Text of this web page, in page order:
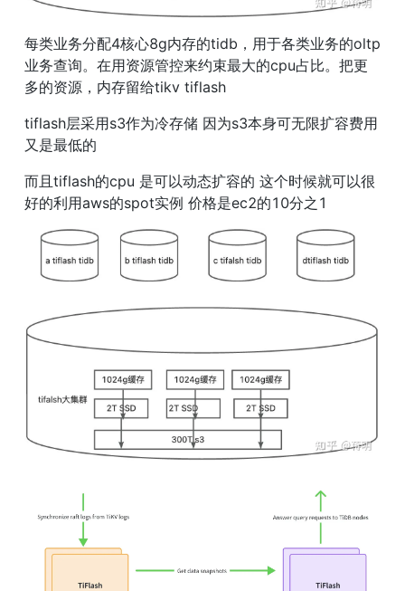
每类业务分配4核心8g内存的tidb，用于各类业务的oltp
业务查询。在用资源管控来约束最大的cpu占比。把更
多的资源，内存留给tikv tiflash
tiflash层采用s3作为冷存储 因为s3本身可无限扩容费用
又是最低的
而且tiflash的cpu 是可以动态扩容的 这个时候就可以很
好的利用aws的spot实例 价格是ec2的10分之1